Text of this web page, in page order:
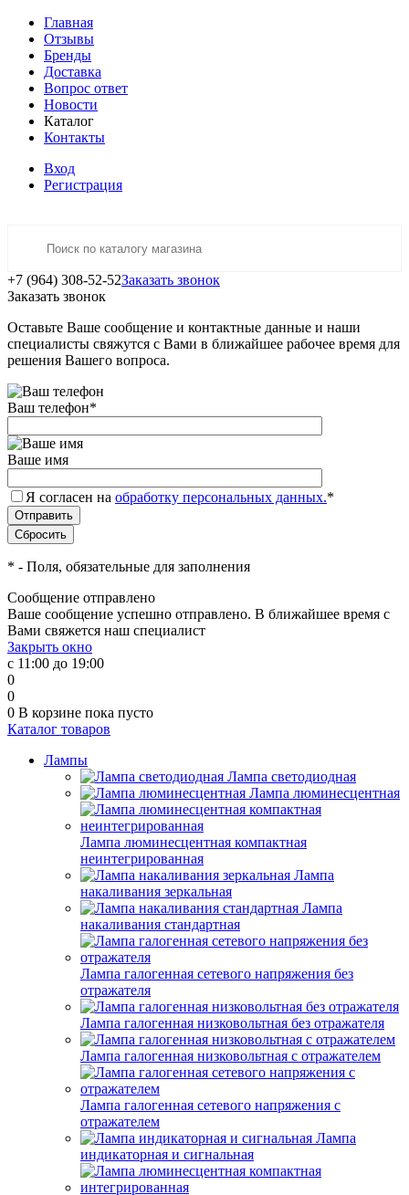
Главная
Отзывы
Бренды
Доставка
Вопрос ответ
Новости
Каталог
Контакты
Вход
Регистрация
+7 (964) 308-52-52Заказать звонок
Заказать звонок
Оставьте Ваше сообщение и контактные данные и наши
специалисты свяжутся с Вами в ближайшее рабочее время для
решения Вашего вопроса.
Ваш телефон*
Ваше имя
Я согласен на обработку персональных данных.*
* - Поля, обязательные для заполнения
Сообщение отправлено
Ваше сообщение успешно отправлено. В ближайшее время с
Вами свяжется наш специалист
Закрыть окно
с 11:00 до 19:00
0
0
0 В корзине пока пусто
Каталог товаров
Лампы
Лампа светодиодная
Лампа люминесцентная
Лампа люминесцентная компактная
неинтегрированная
Лампа
накаливания зеркальная
Лампа
накаливания стандартная
Лампа галогенная сетевого напряжения без
отражателя
Лампа галогенная низковольтная без отражателя
Лампа галогенная низковольтная с отражателем
Лампа галогенная сетевого напряжения с
отражателем
Лампа
индикаторная и сигнальная